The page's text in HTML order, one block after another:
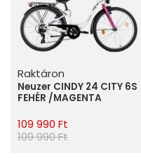
Raktáron
Neuzer CINDY 24 CITY 6S
FEHÉR /MAGENTA
109 990 Ft
109 990 Ft